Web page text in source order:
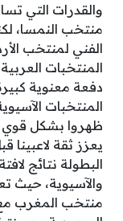
والقدرات التي
منتخب النمسا،
الفني لمنتخب
المنتخبات
دفعة معنوية
المنتخبات
ظهروا بشكل قوي
يعزز ثقة لاعبينا
البطولة نتائج
والآسيوية، حيث
منتخب المغرب